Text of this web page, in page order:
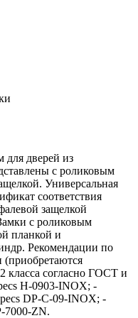
дверей из
с роликовым
Универсальная
соответствия
защелкой
с роликовым
планкой и
Рекомендации по
(приобретаются
класса согласно ГОСТ и
H-0903-INOX; -
DP-C-09-INOX; -
7000-ZN.